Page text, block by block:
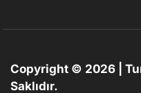
Copyright © 2026 |
Saklıdır.